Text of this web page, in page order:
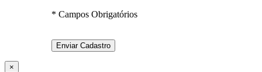
* Campos Obrigatórios
×